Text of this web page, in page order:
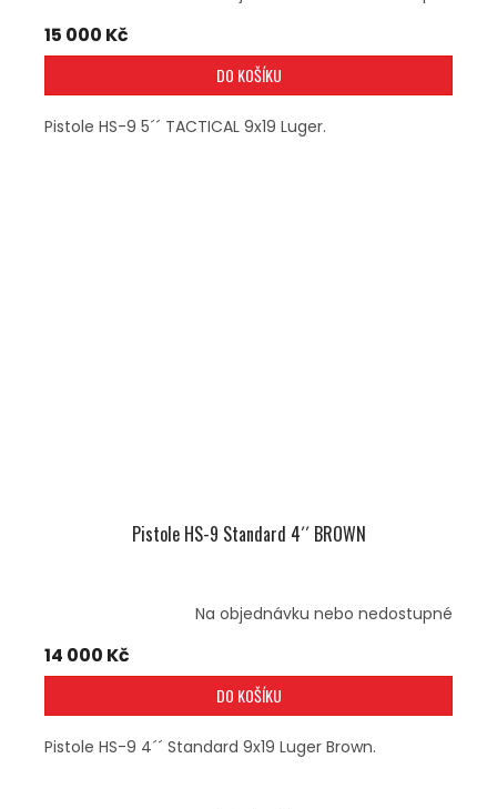
15 000 Kč
DO KOŠÍKU
Pistole HS-9 5´´ TACTICAL 9x19 Luger.
Pistole HS-9 Standard 4´´ BROWN
Na objednávku nebo nedostupné
14 000 Kč
DO KOŠÍKU
Pistole HS-9 4´´ Standard 9x19 Luger Brown.